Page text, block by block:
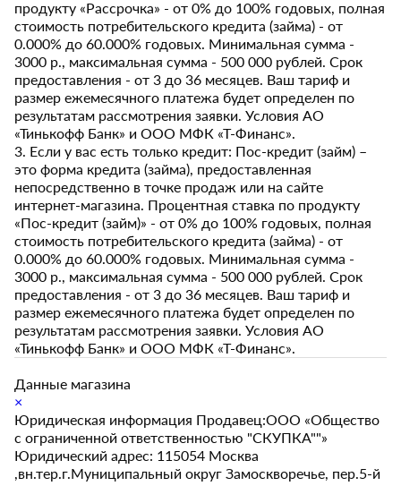
продукту «Рассрочка» - от 0% до 100% годовых, полная
стоимость потребительского кредита (займа) - от
0.000% до 60.000% годовых. Минимальная сумма -
3000 р., максимальная сумма - 500 000 рублей. Срок
предоставления - от 3 до 36 месяцев. Ваш тариф и
размер ежемесячного платежа будет определен по
результатам рассмотрения заявки. Условия АО
«Тинькофф Банк» и ООО МФК «Т-Финанс».
3. Если у вас есть только кредит: Пос-кредит (займ) –
это форма кредита (займа), предоставленная
непосредственно в точке продаж или на сайте
интернет-магазина. Процентная ставка по продукту
«Пос-кредит (займ)» - от 0% до 100% годовых, полная
стоимость потребительского кредита (займа) - от
0.000% до 60.000% годовых. Минимальная сумма -
3000 р., максимальная сумма - 500 000 рублей. Срок
предоставления - от 3 до 36 месяцев. Ваш тариф и
размер ежемесячного платежа будет определен по
результатам рассмотрения заявки. Условия АО
«Тинькофф Банк» и ООО МФК «Т-Финанс».
Данные магазина
×
Юридическая информация Продавец:ООО «Общество
с ограниченной ответственностью "СКУПКА""»
Юридический адрес: 115054 Москва
,вн.тер.г.Муниципальный округ Замоскворечье, пер.5-й